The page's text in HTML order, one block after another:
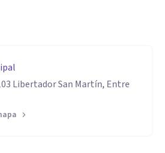
Libertador San Martín, Entre